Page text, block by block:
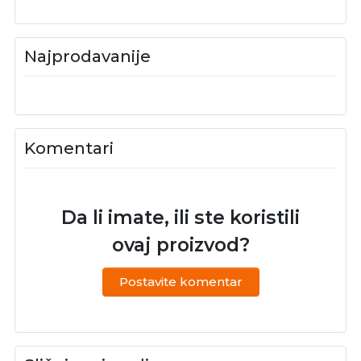
Najprodavanije
Komentari
Da li imate, ili ste koristili
ovaj proizvod?
Postavite komentar